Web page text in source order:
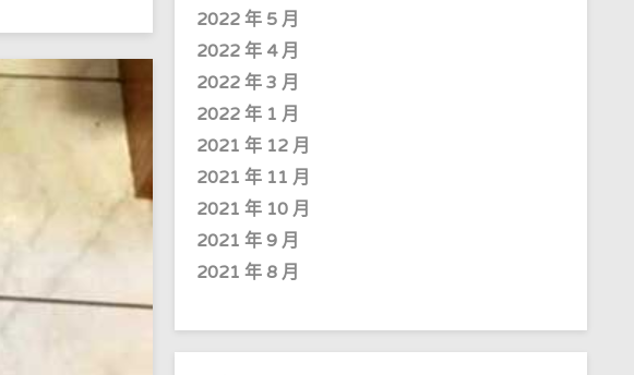
2022 年 5 月
2022 年 4 月
2022 年 3 月
2022 年 1 月
2021 年 12 月
2021 年 11 月
2021 年 10 月
2021 年 9 月
2021 年 8 月